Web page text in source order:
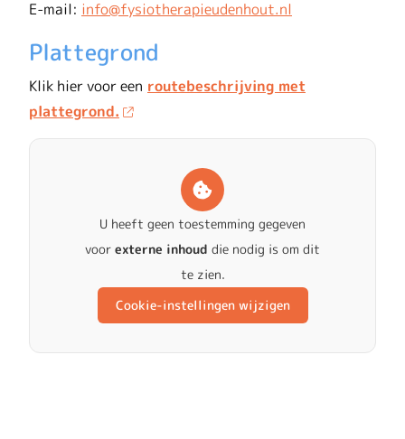
E-mail: info@fysiotherapieudenhout.nl
Plattegrond
Klik hier voor een routebeschrijving met
plattegrond.
U heeft geen toestemming gegeven
voor externe inhoud die nodig is om dit
te zien.
Cookie-instellingen wijzigen